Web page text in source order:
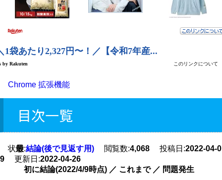
Chrome 拡張機能
目次一覧
状態:結論(後で見返す用) 閲覧数:4,068 投稿日:2022-04-0
9 更新日:2022-04-26
最
初に結論(2022/4/9時点) ／ これまで ／ 問題発生